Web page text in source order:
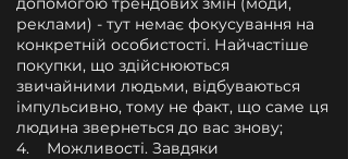
реклами) - тут немає фокусування на
конкретній особистості. Найчастіше
покупки, що здійснюються
звичайними людьми, відбуваються
імпульсивно, тому не факт, що саме ця
людина звернеться до вас знову;
4. Можливості. Завдяки